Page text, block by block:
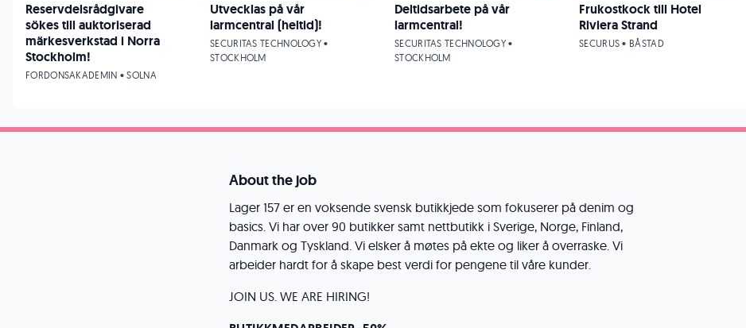
About the job
Lager 157 er en voksende svensk butikkjede som fokuserer på denim og
basics. Vi har over 90 butikker samt nettbutikk i Sverige, Norge, Finland,
Danmark og Tyskland. Vi elsker å møtes på ekte og liker å overraske. Vi
arbeider hardt for å skape best verdi for pengene til våre kunder.
JOIN US. WE ARE HIRING!
Reservdelsrådgivare
sökes till auktoriserad
märkesverkstad i Norra
Stockholm!
FORDONSAKADEMIN • SOLNA
Utvecklas på vår
larmcentral (heltid)!
SECURITAS TECHNOLOGY •
STOCKHOLM
Deltidsarbete på vår
larmcentral!
SECURITAS TECHNOLOGY •
STOCKHOLM
Frukostkock till Hotel
Riviera Strand
SECURUS • BÅSTAD